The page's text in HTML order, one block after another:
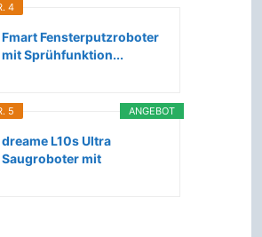
4
Fmart Fensterputzroboter
mit Sprühfunktion...
ANGEBOT
5
dreame L10s Ultra
Saugroboter mit